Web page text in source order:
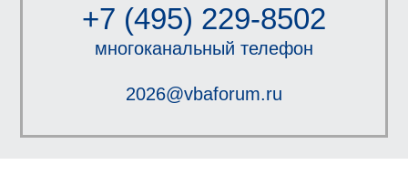
+7 (495) 229-8502
многоканальный телефон
2026@vbaforum.ru